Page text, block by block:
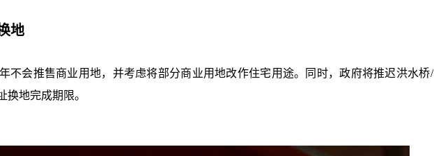
地
不会推售商业用地，并考虑将部分商业用地改作住宅用途。同时，政府将推迟洪水桥/
地完成期限。